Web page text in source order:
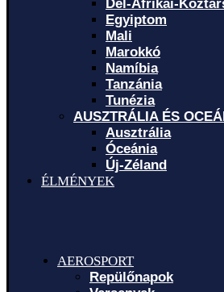
Dél-Afrikai-
Egyiptom
Mali
Marokkó
Namíbia
Tanzánia
Tunézia
AUSZTRÁLIA ÉS
Ausztrália
Óceánia
Új-Zéland
ÉLMÉNYEK
AEROSPORT
Repülőnapok